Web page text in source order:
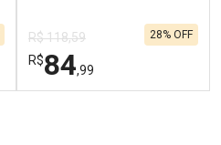
Por R$ 21,86/cada
R$ 118,59
R$84,99
28% OFF